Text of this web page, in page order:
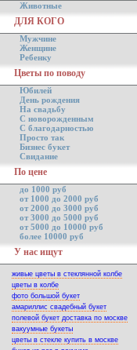
Животные
ДЛЯ КОГО
Мужчине
Женщине
Ребенку
Цветы по поводу
Юбилей
День рождения
На свадьбу
С новорожденным
С благодарностью
Просто так
Бизнес букет
Свидание
По цене
до 1000 руб
от 1000 до 2000 руб
от 2000 до 3000 руб
от 3000 до 5000 руб
от 5000 до 10000 руб
более 10000 руб
У нас ищут
живые цветы в стеклянной колбе
цветы в колбе
фото большой букет
амариллис свадебный букет
полевой букет доставка по москве
вакуумные букеты
цветы в стекле купить в москве